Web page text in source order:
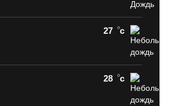
27 c
28 c